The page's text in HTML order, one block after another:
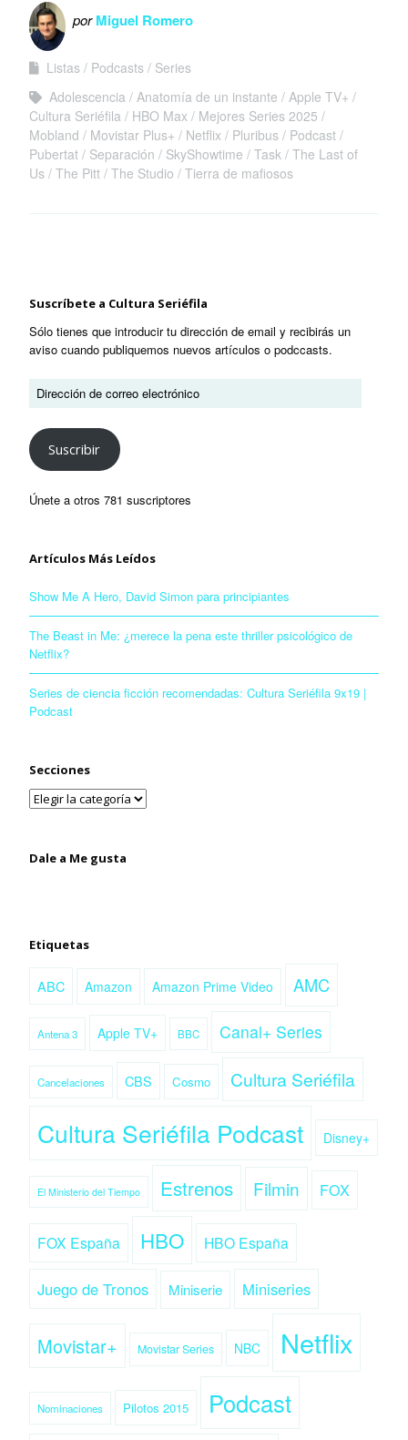
de 2017
mejores series
porMiguel Romero
Listas Podcasts
Series
Adolescencia Anatomía de un instante
Apple TV+
Cultura Seriéfila
HBO Max
Mejores Series 2025
Mobland
Movistar Plus+ Netflix Pluribus
Podcast
Pubertat
Separación SkyShowtime Task The Last of
Us The Pitt The Studio Tierra de mafiosos
Suscríbete a Cultura Seriéfila
Sólo tienes que introducir tu dirección de email y recibirás un
aviso cuando publiquemos nuevos artículos o podccasts.
Suscribir
Únete a otros 781 suscriptores
Artículos Más Leídos
Show Me A Hero, David Simon para principiantes
The Beast in Me: ¿merece la pena este thriller psicológico de
Netflix?
Series de ciencia ficción recomendadas: Cultura Seriéfila 9x19 |
Podcast
Secciones
Dale a Me gusta
Etiquetas
ABC Amazon Amazon Prime Video AMC
Antena 3 Apple TV+ BBC Canal+ Series
Cancelaciones CBS Cosmo Cultura Seriéfila
Cultura Seriéfila Podcast Disney+
El Ministerio del Tiempo Estrenos Filmin FOX
FOX España HBO HBO España
Juego de Tronos Miniserie Miniseries
Movistar+ Movistar Series NBC Netflix
Nominaciones Pilotos 2015 Podcast